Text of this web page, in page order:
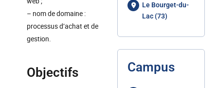
– nom de domaine :
processus d’achat et de
gestion.
Objectifs
Le Bourget-du-
Lac (73)
Campus